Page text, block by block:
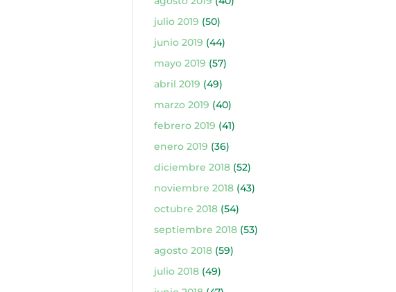
julio 2019 (50)
junio 2019 (44)
mayo 2019 (57)
abril 2019 (49)
marzo 2019 (40)
febrero 2019 (41)
enero 2019 (36)
diciembre 2018(52)
noviembre 2018(43)
octubre 2018(54)
septiembre 2018(53)
agosto 2018(59)
julio 2018(49)